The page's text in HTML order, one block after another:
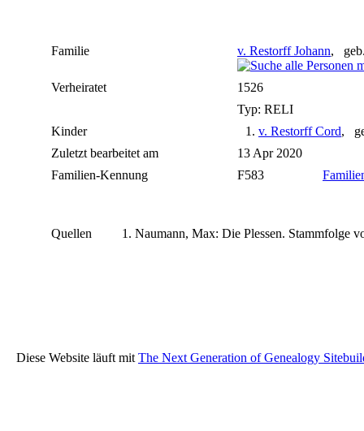
Familie v. Restorff Johann,
Verheiratet
1526
Typ: RELI
Kinder
1. v. Restorff Cord,
Zuletzt bearbeitet am
13 Apr 2020
Familien-Kennung
F583
Quellen Naumann, Max: Die Plessen. Stammfolge
Diese Website läuft mit The Next Generation of Genealogy